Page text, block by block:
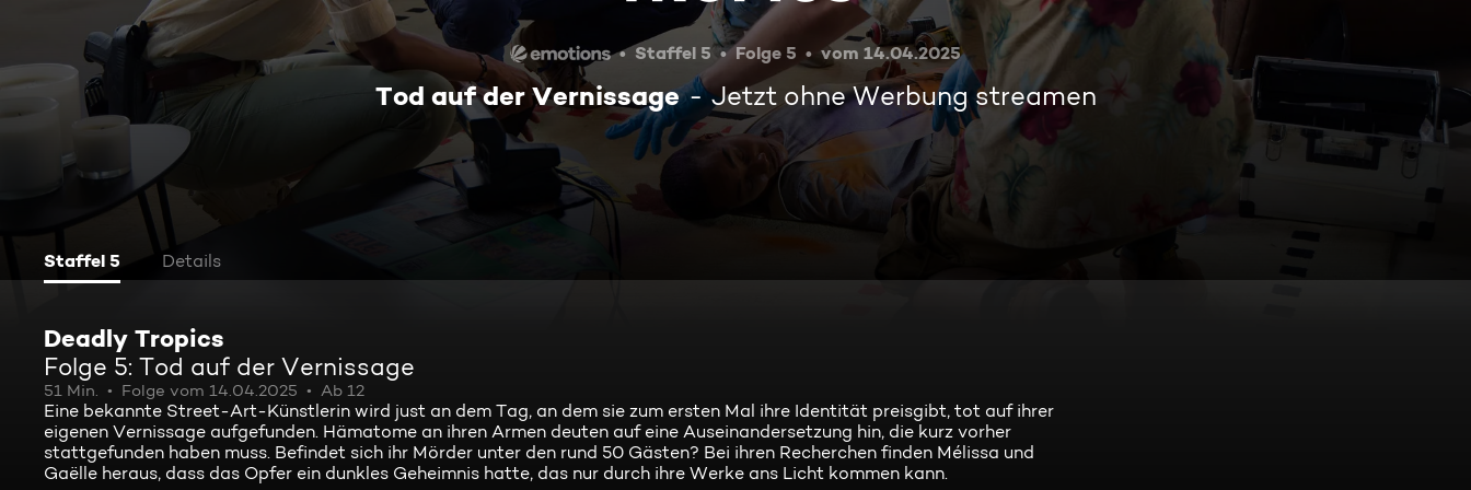
Staffel 5 Folge 5 vom 14.04.2025
Tod auf der Vernissage Jetzt ohne Werbung streamen
Staffel 5 Details
Deadly Tropics
Folge 5: Tod auf der Vernissage
51 Min. Folge vom 14.04.2025 Ab 12
Eine bekannte Street-Art-Künstlerin wird just an dem Tag, an dem sie zum ersten Mal ihre Identität preisgibt, tot auf ihrer
eigenen Vernissage aufgefunden. Hämatome an ihren Armen deuten auf eine Auseinandersetzung hin, die kurz vorher
stattgefunden haben muss. Befindet sich ihr Mörder unter den rund 50 Gästen? Bei ihren Recherchen finden Mélissa und
Gaëlle heraus, dass das Opfer ein dunkles Geheimnis hatte, das nur durch ihre Werke ans Licht kommen kann.